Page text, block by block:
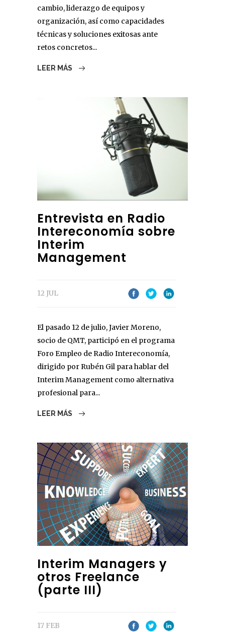
cambio, liderazgo de equipos y
organización, así como capacidades
técnicas y soluciones exitosas ante
retos concretos...
LEER MÁS
Entrevista en Radio
Intereconomía sobre
Interim
Management
12 JUL
El pasado 12 de julio, Javier Moreno,
socio de QMT, participó en el programa
Foro Empleo de Radio Intereconomía,
dirigido por Rubén Gil para hablar del
Interim Management como alternativa
profesional para...
LEER MÁS
Interim Managers y
otros Freelance
(parte III)
17 FEB